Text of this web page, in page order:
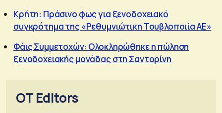
Κρήτη: Πράσινο φως για ξενοδοχειακό
συγκρότημα της «Ρεθυμνιώτικη Τουβλοποιία ΑΕ»
Φάις Συμμετοχών: Ολοκληρώθηκε η πώληση
ξενοδοχειακής μονάδας στη Σαντορίνη
OT Editors